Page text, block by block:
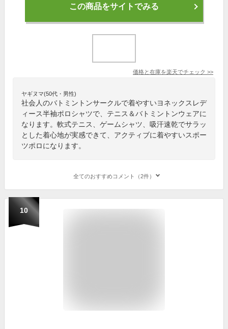
この商品をサイトでみる
価格と在庫を楽天でチェック >>
ヤギヌマ(50代・男性)
社会人のバトミントンサークルで着やすいヨネックスレデ
ィース半袖ポロシャツで、テニス＆バトミントンウェアに
なります。軟式テニス、ゲームシャツ、吸汗速乾でサラッ
とした着心地が実感できて、アクティブに着やすいスポー
ツポロになります。
全てのおすすめコメント（2件）
10